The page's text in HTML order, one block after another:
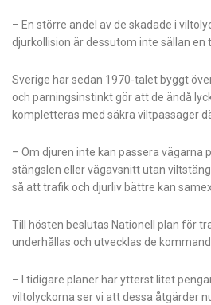
– En större andel av de skadade i
djurkollision är dessutom inte sällan en
Sverige har sedan 1970-talet byggt
och parningsinstinkt gör att de ändå
kompletteras med säkra viltpassager
– Om djuren inte kan passera
stängslen eller vägavsnitt utan
så att trafik och djurliv bättre kan
Till hösten beslutas Nationell plan för
underhållas och utvecklas de
– I tidigare planer har ytterst litet
viltolyckorna ser vi att dessa åtgärder